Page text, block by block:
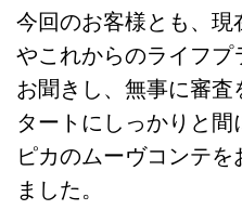
今回のお客様とも、
やこれからのライフプ
お聞きし、無事に審査
タートにしっかりと間
ピカのムーヴコンテを
ました。